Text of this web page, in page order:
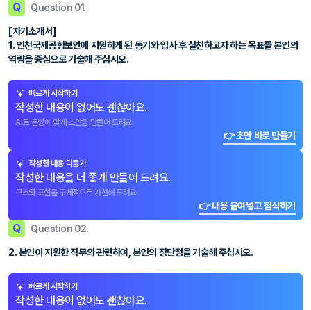
Q Question 01.
[자기소개서]
1. 인천국제공항보안에 지원하게 된 동기와 입사 후 실천하고자 하는 목표를 본인의
역량을 중심으로 기술해 주십시오.
빠르게 시작하기
작성한 내용이 없어도 괜찮아요.
AI로 문항에 맞게 초안을 만들어 드려요.
👉 초안 바로 만들기
작성한 내용 다듬기
작성한 내용을 더 좋게 만들어 드려요.
구조와 표현을 구체적으로 개선해 드려요.
👉 내용 붙여넣고 첨삭하기
Q Question 02.
2. 본인이 지원한 직무와 관련하여, 본인의 장단점을 기술해 주십시오.
빠르게 시작하기
작성한 내용이 없어도 괜찮아요.